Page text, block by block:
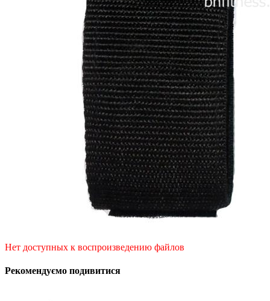
Нет доступных к воспроизведению файлов
Рекомендуємо подивитися